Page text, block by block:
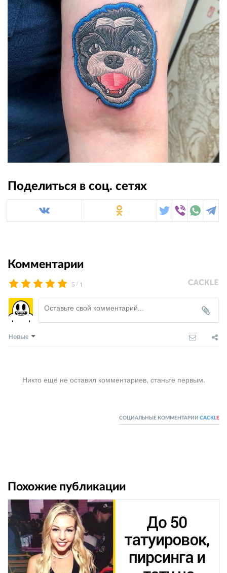
Поделиться в соц. сетях
Комментарии
5 / 1
Новые
Никто ещё не оставил комментариев, станьте первым.
СОЦИАЛЬНЫЕ КОММЕНТАРИИ CACKL E
Похожие публикации